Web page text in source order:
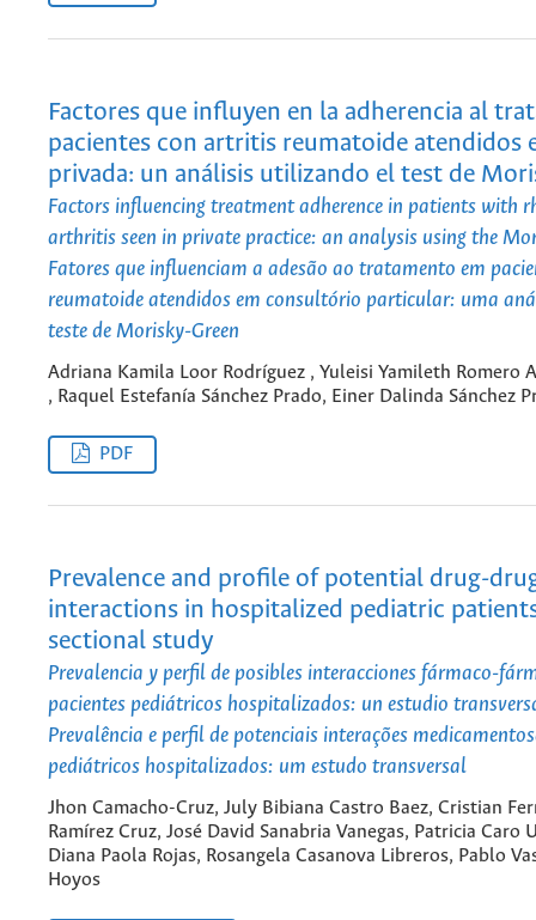
Factores que influyen en la adherencia al
pacientes con artritis reumatoide atendidos
privada: un análisis utilizando el test de
Factors influencing treatment adherence in patients with
arthritis seen in private practice: an analysis using the
Fatores que influenciam a adesão ao tratamento em
reumatoide atendidos em consultório particular: uma
teste de Morisky-Green
Adriana Kamila Loor Rodríguez , Yuleisi Yamileth Romero
, Raquel Estefanía Sánchez Prado, Einer Dalinda Sánchez
PDF
Prevalence and profile of potential drug-
interactions in hospitalized pediatric
sectional study
Prevalencia y perfil de posibles interacciones fármaco-
pacientes pediátricos hospitalizados: un estudio
Prevalência e perfil de potenciais interações
pediátricos hospitalizados: um estudo transversal
Jhon Camacho-Cruz, July Bibiana Castro Baez, Cristian
Ramírez Cruz, José David Sanabria Vanegas, Patricia Caro
Diana Paola Rojas, Rosangela Casanova Libreros, Pablo
Hoyos